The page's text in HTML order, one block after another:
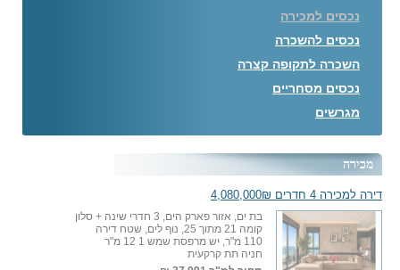
נכסים למכירה
נכסים להשכרה
השכרה לתקופה קצרה
נכסים מסחריים
מגרשים
מכירה
דירה למכירה 4 חדרים 4,080,000₪
בת ים, אזור פארק הים, 3 חדרי שינה + סלון
קומה 21 מתוך 25, נוף לים, שטח דירה
110 מ"ר, יש מרפסת שמש 1 12 מ"ר
חניה תת קרקעית